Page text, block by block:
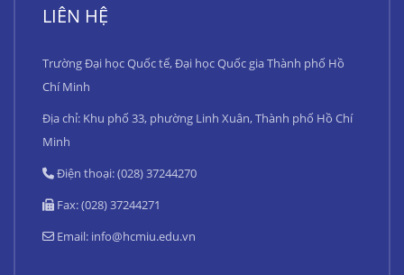
LIÊN HỆ
Trường Đại học Quốc tế, Đại học Quốc gia Thành phố Hồ
Chí Minh
Địa chỉ: Khu phố 33, phường Linh Xuân, Thành phố Hồ Chí
Minh
Điện thoại: (028) 37244270
Fax: (028) 37244271
Email: info@hcmiu.edu.vn